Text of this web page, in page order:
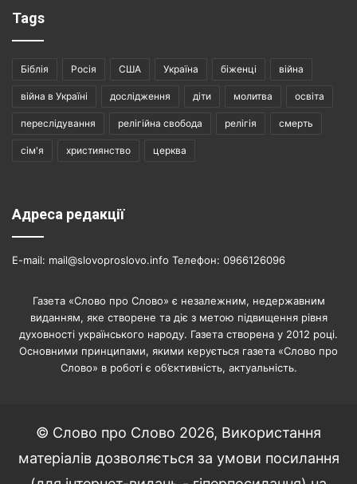
Tags
Біблія Росія США Україна біженці війна
війна в Україні дослідження діти молитва освіта
переслідування релігійна свобода релігія смерть
сім'я християнство церква
Адреса редакції
E-mail: mail@slovoproslovo.info Телефон: 0966126096
Газета «Слово про Слово» є незалежним, недержавним
виданням, яке створене та діє з метою підвищення рівня
духовності українського народу. Газета створена у 2012 році.
Основними принципами, якими керується газета «Слово про
Слово» в роботі є об’єктивність, актуальність.
© Слово про Слово 2026, Використання
матеріалів дозволяється за умови посилання